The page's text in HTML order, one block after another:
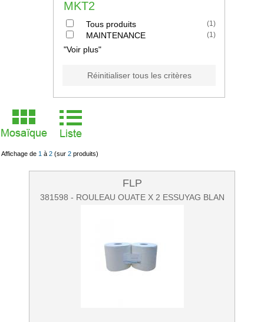
MKT2
Tous produits (1)
MAINTENANCE (1)
"Voir plus"
Réinitialiser tous les critères
Affichage de 1 à 2 (sur 2 produits)
FLP
381598 - ROULEAU OUATE X 2 ESSUYAG BLAN